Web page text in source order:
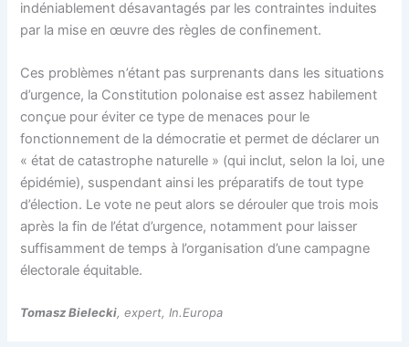
indéniablement désavantagés par les contraintes induites
par la mise en œuvre des règles de confinement.
Ces problèmes n’étant pas surprenants dans les situations
d’urgence, la Constitution polonaise est assez habilement
conçue pour éviter ce type de menaces pour le
fonctionnement de la démocratie et permet de déclarer un
« état de catastrophe naturelle » (qui inclut, selon la loi, une
épidémie), suspendant ainsi les préparatifs de tout type
d’élection. Le vote ne peut alors se dérouler que trois mois
après la fin de l’état d’urgence, notamment pour laisser
suffisamment de temps à l’organisation d’une campagne
électorale équitable.
Tomasz Bielecki, expert, In.Europa